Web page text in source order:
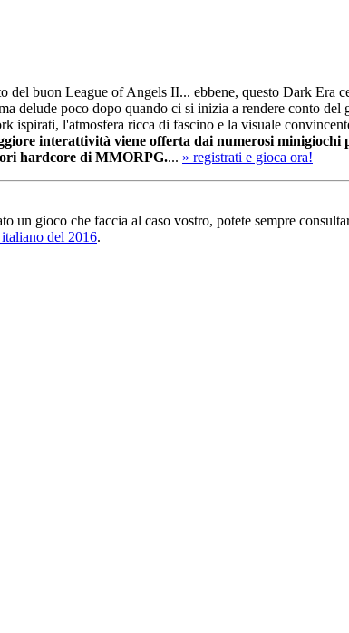
del buon League of Angels II... ebbene, questo Dark
delude poco dopo quando ci si inizia a rendere conto del
ispirati, l'atmosfera ricca di fascino e la visuale
interattività viene offerta dai numerosi
hardcore di MMORPG.... » registrati e gioca ora!
un gioco che faccia al caso vostro, potete sempre
del 2016.